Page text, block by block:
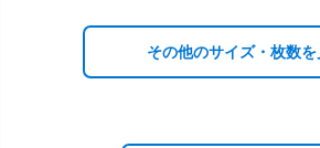
その他のサイズ・枚数を